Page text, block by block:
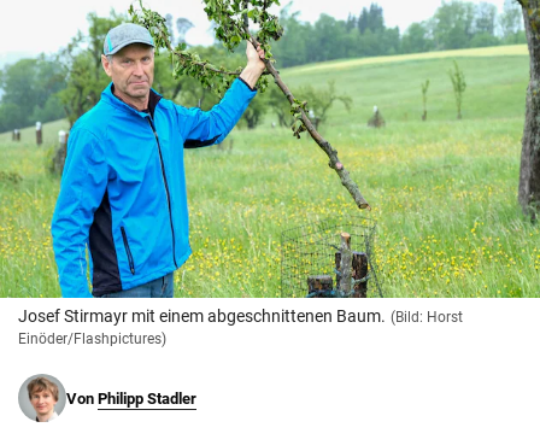
search
Suchbegriff
eingeben
© Krone Multimedia GmbH & Co KG 2026
Muthgasse 2, 1190 Wien
Josef Stirmayr mit einem abgeschnittenen Baum. (Bild: Horst
Einöder/Flashpictures)
Von Philipp Stadler